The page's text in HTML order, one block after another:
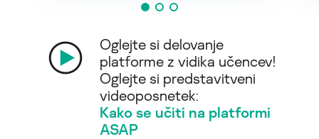
Oglejte si delovanje
platforme z vidika učencev!
Oglejte si predstavitveni
videoposnetek:
Kako se učiti na platformi
ASAP